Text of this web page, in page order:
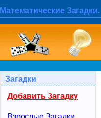
Математические Загадки.
Загадки
Добавить Загадку